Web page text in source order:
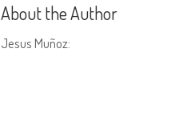
About the Author
Jesus Muñoz: